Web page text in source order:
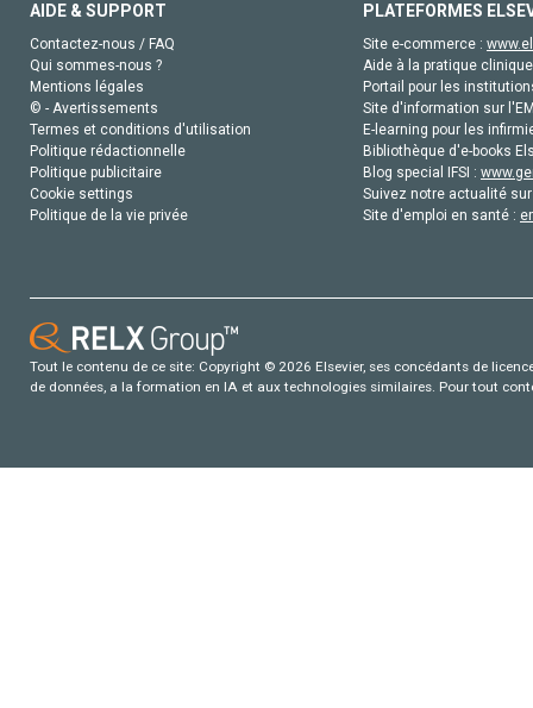
AIDE & SUPPORT
Contactez-nous / FAQ
Qui sommes-nous ?
Mentions légales
© - Avertissements
Termes et conditions d'utilisation
Politique rédactionnelle
Politique publicitaire
Cookie settings
Politique de la vie privée
PLATEFORMES
Site e-commerce :
Aide à la pratique
Portail pour les
Site d'information sur
E-learning pour les
Bibliothèque d'e-books
Blog special IFSI :
Suivez notre actualité
Site d'emploi en santé :
Tout le contenu de ce site: Copyright © 2026 Elsevier, ses concédants de
de données, a la formation en IA et aux technologies similaires. Pour tout